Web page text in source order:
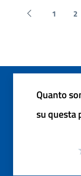
Pagina 1 2
Quanto
su questa